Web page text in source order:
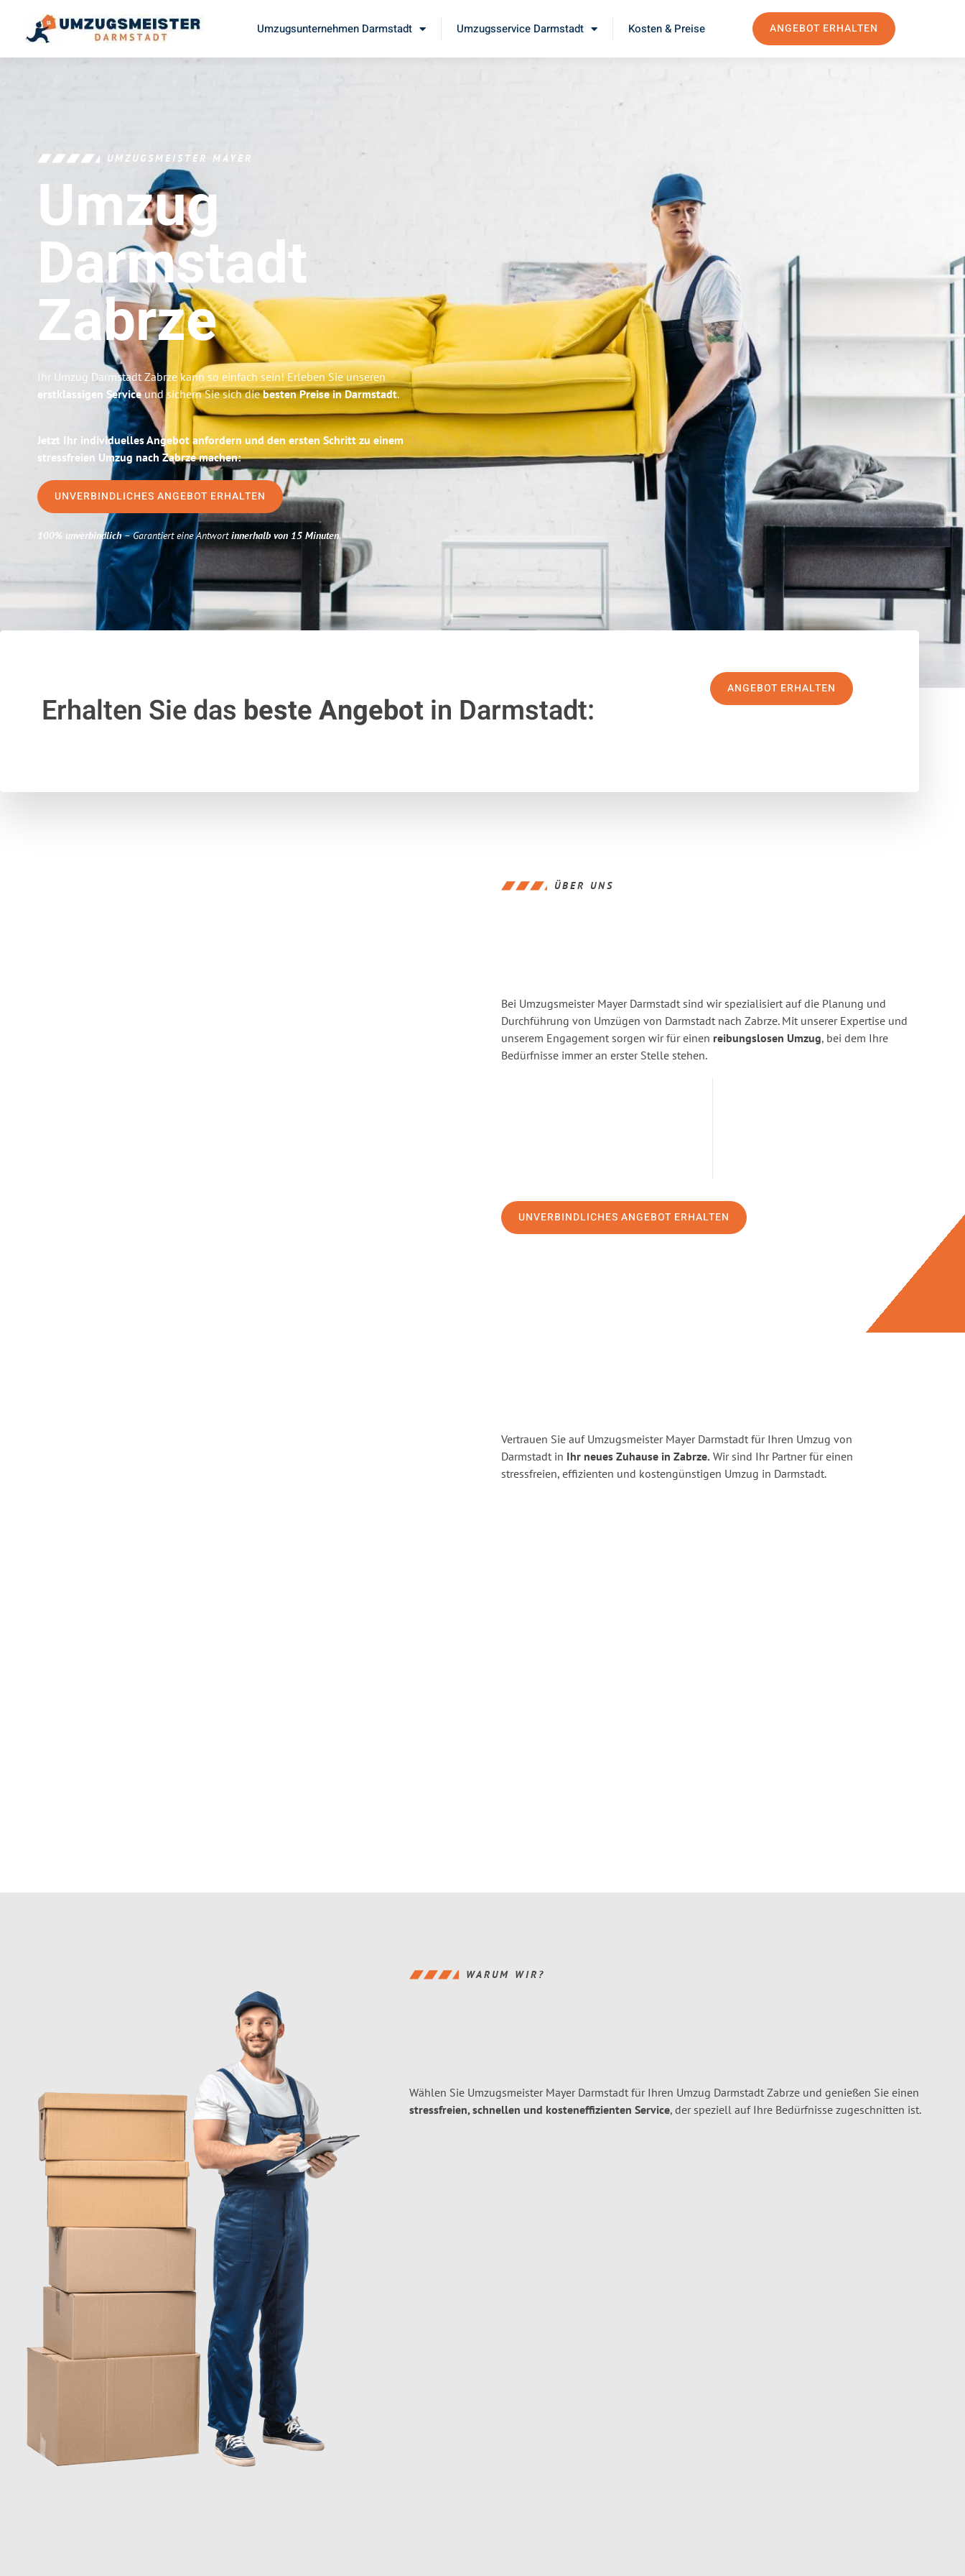
Umzugsunternehmen Darmstadt Umzugsservice Darmstadt Kosten & Preise ANGEBOT ERHALTEN
UMZUGSMEISTER MAYER
Umzug
Darmstadt
Zabrze
Ihr Umzug Darmstadt Zabrze kann so einfach sein! Erleben Sie unseren
erstklassigen Serviceund sichern Sie sich diebesten Preise in Darmstadt.
Jetzt Ihr individuelles Angebot anfordern und den ersten Schritt zu einem
stressfreien Umzug nach Zabrze machen:
UNVERBINDLICHES ANGEBOT ERHALTEN
100% unverbindlich– Garantiert eine Antwortinnerhalb von 15 Minuten.
Erhalten Sie das beste Angebotin Darmstadt:
ANGEBOT ERHALTEN
ÜBER UNS
Bei Umzugsmeister Mayer Darmstadt sind wir spezialisiert auf die Planung und
Durchführung von Umzügen von Darmstadt nach Zabrze. Mit unserer Expertise und
unserem Engagement sorgen wir für einen reibungslosen Umzug, bei dem Ihre
Bedürfnisse immer an erster Stelle stehen.
UNVERBINDLICHES ANGEBOT ERHALTEN
Vertrauen Sie auf Umzugsmeister Mayer Darmstadt für Ihren Umzug von
Darmstadt in Ihr neues Zuhause in Zabrze. Wir sind Ihr Partner für einen
stressfreien, effizienten und kostengünstigen Umzug in Darmstadt.
WARUM WIR?
Wählen Sie Umzugsmeister Mayer Darmstadt für Ihren Umzug Darmstadt Zabrze und genießen Sie einen
stressfreien, schnellen und kosteneffizienten Service, der speziell auf Ihre Bedürfnisse zugeschnitten ist.